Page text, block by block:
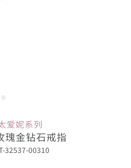
爱妮系列
金钻石戒指
32537-00310